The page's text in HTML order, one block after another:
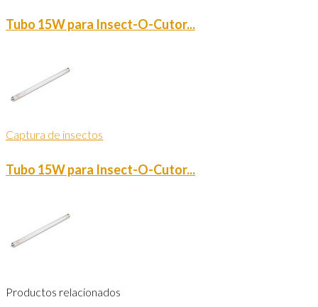
Tubo 15W para Insect-O-Cutor...
Captura de insectos
Tubo 15W para Insect-O-Cutor...
Productos relacionados